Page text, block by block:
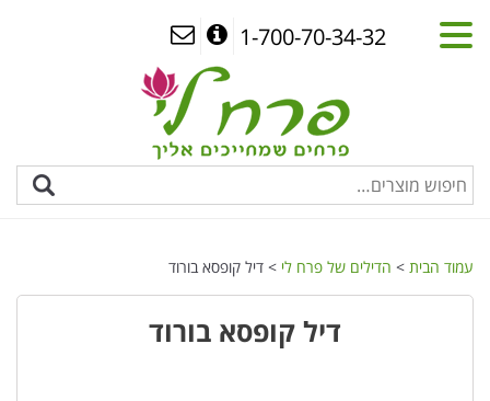
1-700-70-34-32
עמוד הבית > הדילים של פרח לי > דיל קופסא בורוד
דיל קופסא בורוד